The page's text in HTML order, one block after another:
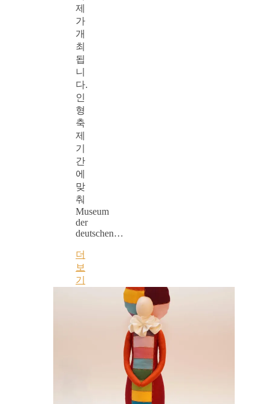
제
가
개
최
됩
니
다.
인
형
축
제
기
간
에
맞
춰
Museum
der
deutschen…
더
보
기